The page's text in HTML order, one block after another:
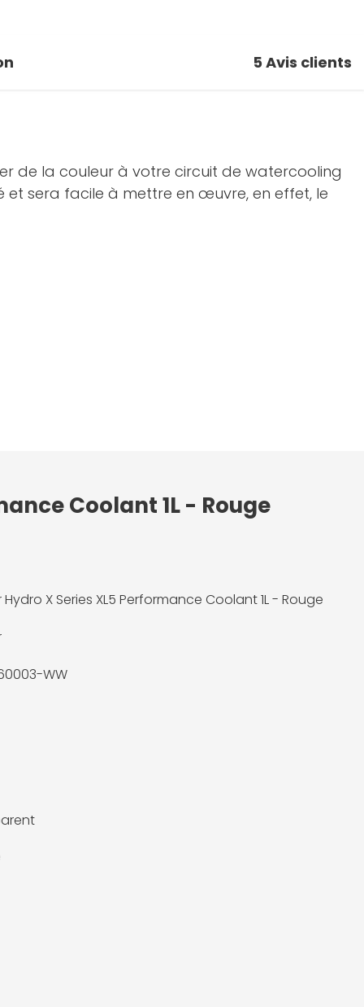
5 Avis clients
de la couleur à votre circuit de watercooling
et sera facile à mettre en œuvre, en effet, le
Coolant 1L - Rouge
X Series XL5 Performance Coolant 1L - Rouge
WW